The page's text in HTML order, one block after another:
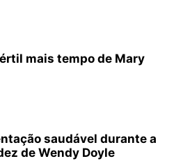
mais tempo de Mary
saudável durante a
de Wendy Doyle